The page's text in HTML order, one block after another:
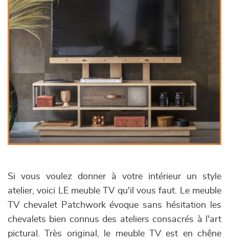
Si vous voulez donner à votre intérieur un style
atelier, voici LE meuble TV qu'il vous faut. Le meuble
TV chevalet Patchwork évoque sans hésitation les
chevalets bien connus des ateliers consacrés à l'art
pictural. Très original, le meuble TV est en chêne